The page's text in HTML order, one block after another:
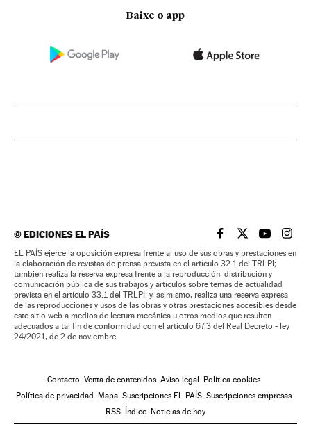
Baixe o app
©EDICIONES EL PAÍS EL PAÍS BRASIL EN
EL PAÍSEL PAÍS
EL
EL PAÍS ejerce la oposición expresa frente al uso de sus obras y prestaciones en
la elaboración de revistas de prensa prevista en el artículo 32.1 del TRLPI;
también realiza la reserva expresa frente a la reproducción, distribución y
comunicación pública de sus trabajos y artículos sobre temas de actualidad
prevista en el artículo 33.1 del TRLPI; y, asimismo, realiza una reserva expresa
de las reproducciones y usos de las obras y otras prestaciones accesibles desde
este sitio web a medios de lectura mecánica u otros medios que resulten
adecuados a tal fin de conformidad con el artículo 67.3 del Real Decreto - ley
24/2021, de 2 de noviembre
Contacto Venta de contenidos Aviso legal Política cookies
Política de privacidad Mapa Suscripciones EL PAÍS Suscripciones empresas
RSS Índice Noticias de hoy